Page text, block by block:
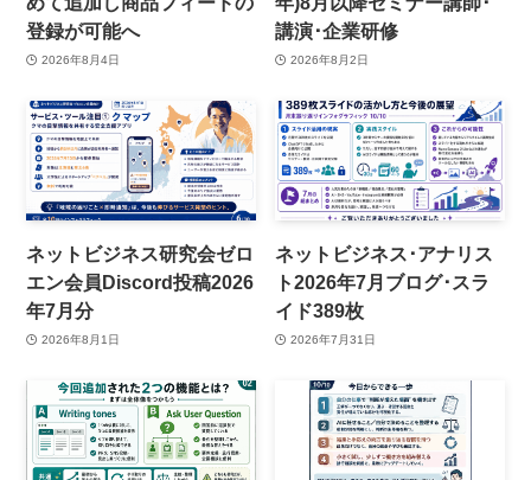
登録が可能へ
2026年8月4日
講演･企業研修
2026年8月2日
ネットビジネス研究会ゼロ
エン会員Discord投稿2026
年7月分
2026年8月1日
ネットビジネス･アナリス
ト2026年7月ブログ･スラ
イド389枚
2026年7月31日